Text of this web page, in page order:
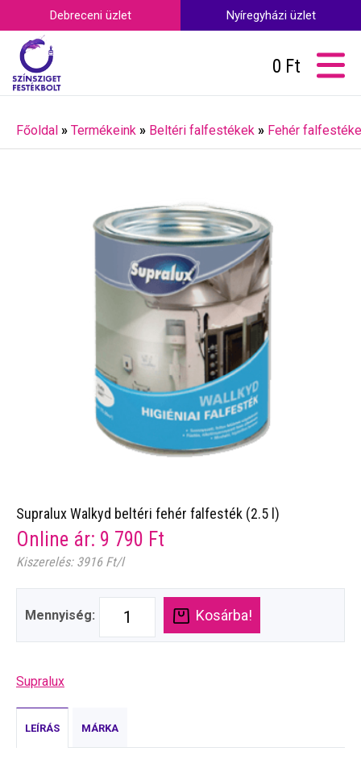
Debreceni üzlet Nyíregyházi üzlet
0 Ft
Főoldal » Termékeink » Beltéri falfestékek » Fehér
Supralux Walkyd beltéri fehér falfesték (2.5 l)
Online ár: 9 790 Ft
Kiszerelés: 3916 Ft/l
Mennyiség: Kosárba!
Supralux
LEÍRÁS MÁRKA